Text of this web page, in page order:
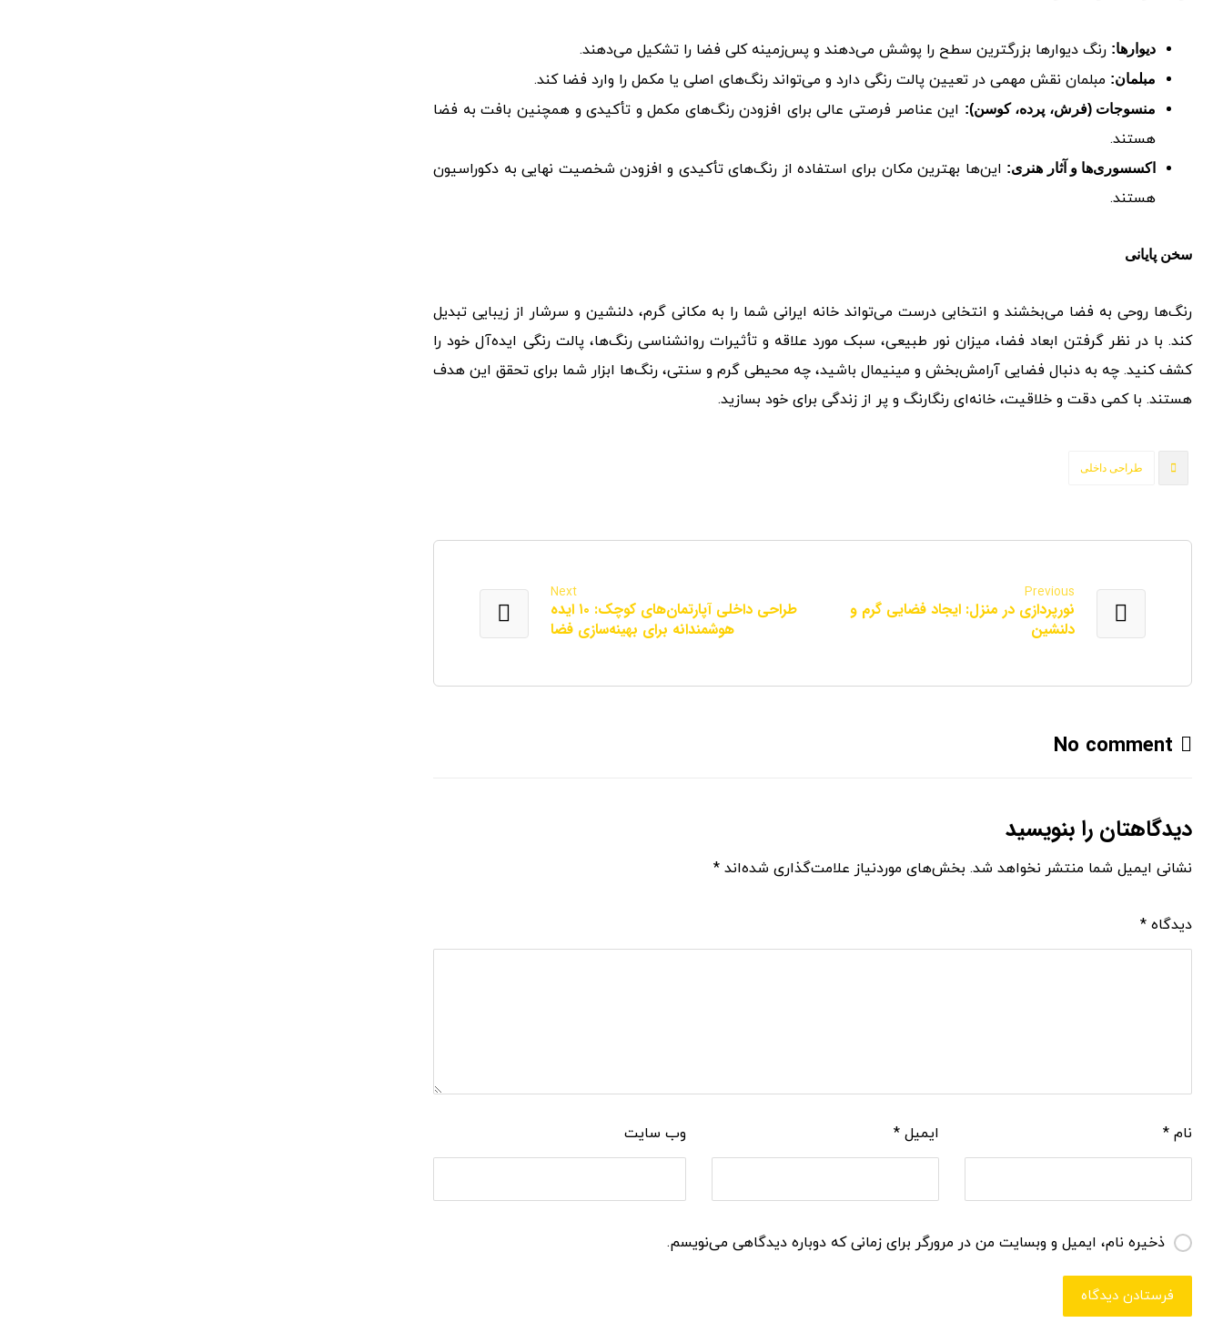
دیوارها: رنگ دیوارها بزرگترین سطح را پوشش می‌دهند و پس‌زمینه کلی فضا را تشکیل می‌دهند.
مبلمان: مبلمان نقش مهمی در تعیین پالت رنگی دارد و می‌تواند رنگ‌های اصلی یا مکمل را وارد فضا کند.
منسوجات (فرش، پرده، کوسن): این عناصر فرصتی عالی برای افزودن رنگ‌های مکمل و تأکیدی و همچنین بافت به فضا
هستند.
اکسسوری‌ها و آثار هنری: این‌ها بهترین مکان برای استفاده از رنگ‌های تأکیدی و افزودن شخصیت نهایی به دکوراسیون
هستند.
سخن پایانی
رنگ‌ها روحی به فضا می‌بخشند و انتخابی درست می‌تواند خانه ایرانی شما را به مکانی گرم، دلنشین و سرشار از زیبایی تبدیل
کند. با در نظر گرفتن ابعاد فضا، میزان نور طبیعی، سبک مورد علاقه و تأثیرات روانشناسی رنگ‌ها، پالت رنگی ایده‌آل خود را
کشف کنید. چه به دنبال فضایی آرامش‌بخش و مینیمال باشید، چه محیطی گرم و سنتی، رنگ‌ها ابزار شما برای تحقق این هدف
هستند. با کمی دقت و خلاقیت، خانه‌ای رنگارنگ و پر از زندگی برای خود بسازید.
طراحی داخلی
Previous
نورپردازی در منزل: ایجاد فضایی گرم و
دلنشین
Next
طراحی داخلی آپارتمان‌های کوچک: ۱۰ ایده
هوشمندانه برای بهینه‌سازی فضا
No comment
دیدگاهتان را بنویسید
نشانی ایمیل شما منتشر نخواهد شد. بخش‌های موردنیاز علامت‌گذاری شده‌اند *
دیدگاه *
نام * ایمیل * وب‌ سایت
ذخیره نام، ایمیل و وبسایت من در مرورگر برای زمانی که دوباره دیدگاهی می‌نویسم.
فرستادن دیدگاه